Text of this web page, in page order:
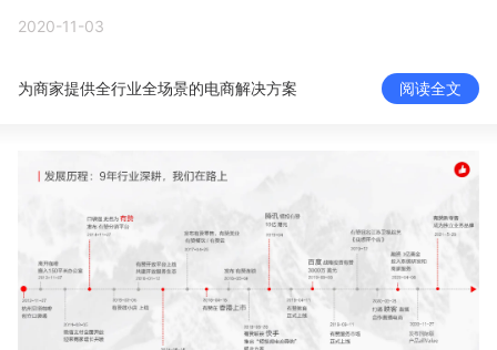
战略合作
增长产品指南
智库 产品场景库
2020-11-03
为商家提供全行业全场景的电商解决方案 阅读全文